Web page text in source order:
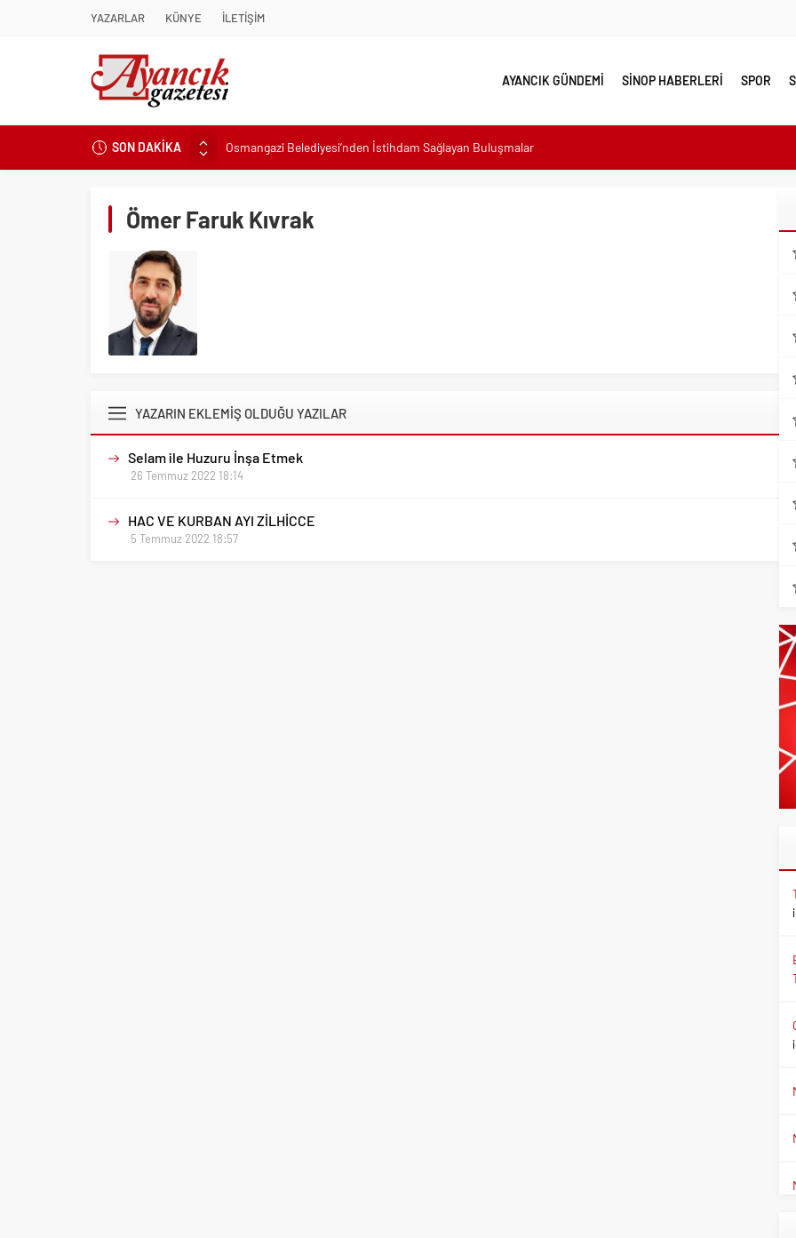
YAZARLAR KÜNYE İLETİŞİM
AYANCIK GÜNDEMİ SİNOP HABERLERİ SPOR
SON DAKİKA
Osmangazi Belediyesi’nden İstihdam Sağlayan Buluşmalar
Başkan Eşki’den Çamdibi çıkarması: “Halkımızın içinde, Bornova’nın hizmetindeyiz”
Başkan Hatice Gençay: “Didim’in Minik Ev Sahiplerine Sahip Çıkmaya Devam Edeceğiz”
Ömer Faruk Kıvrak
YAZARIN EKLEMİŞ OLDUĞU YAZILAR
Selam ile Huzuru İnşa Etmek
26 Temmuz 2022 18:14
HAC VE KURBAN AYI ZİLHİCCE
5 Temmuz 2022 18:57